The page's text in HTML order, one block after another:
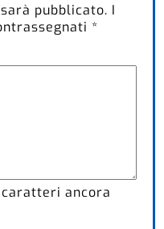
pubblicato. I
*
ancora